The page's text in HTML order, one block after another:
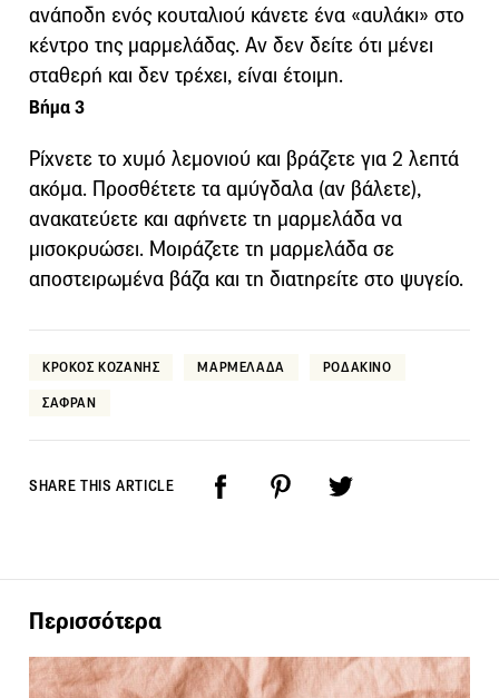
ανάποδη ενός κουταλιού κάνετε ένα «αυλάκι» στο
κέντρο της μαρμελάδας. Αν δεν δείτε ότι μένει
σταθερή και δεν τρέχει, είναι έτοιμη.
Βήμα 3
Ρίχνετε το χυμό λεμονιού και βράζετε για 2 λεπτά
ακόμα. Προσθέτετε τα αμύγδαλα (αν βάλετε),
ανακατεύετε και αφήνετε τη μαρμελάδα να
μισοκρυώσει. Μοιράζετε τη μαρμελάδα σε
αποστειρωμένα βάζα και τη διατηρείτε στο ψυγείο.
ΚΡΟΚΟΣ ΚΟΖΑΝΗΣ ΜΑΡΜΕΛΑΔΑ ΡΟΔΑΚΙΝΟ
ΣΑΦΡΑΝ
SHARE THIS ARTICLE
Περισσότερα